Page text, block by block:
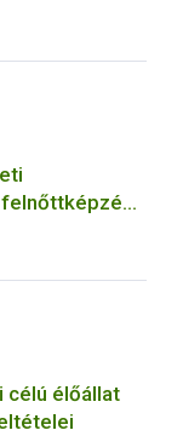
célú élőállat